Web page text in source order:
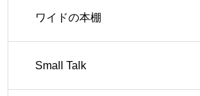
ワイドの本棚
Small Talk